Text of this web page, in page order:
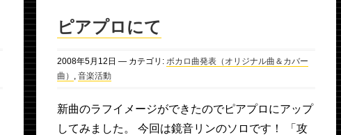
ピアプロにて
2008年5月 12日 — カテゴリ: ボカロ曲発表（オリジナル曲＆カバー
曲） , 音楽活動
新曲のラフイメージができたのでピアプロにアップ
してみました。 今回は鏡音リンのソロです！ 「攻